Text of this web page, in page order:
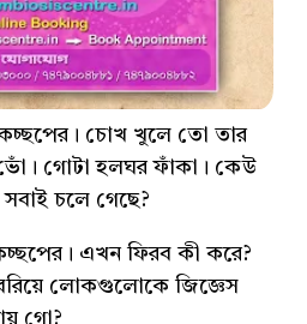
চোখ খুলে তো তার
গোটা হলঘর ফাঁকা। কেউ
সবাই চলে গেছে?
এখন ফিরব কী করে?
লোকগুলোকে জিজ্ঞেস
গো?